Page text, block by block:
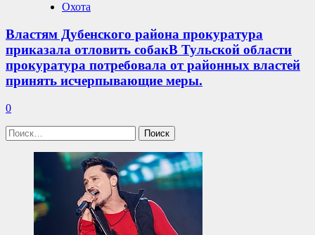
Охота
Властям Дубенского района прокуратура
приказала отловить собакВ Тульской области
прокуратура потребовала от районных властей
принять исчерпывающие меры.
0
Найти: